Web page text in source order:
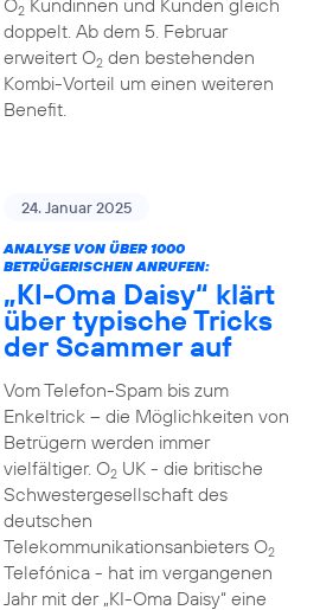
O2Kundinnen und Kunden gleich
doppelt. Ab dem 5. Februar
erweitert O2den bestehenden
Kombi-Vorteil um einen weiteren
Benefit.
24. Januar 2025
ANALYSE VON ÜBER 1000
BETRÜGERISCHEN ANRUFEN:
„KI-Oma Daisy“ klärt
über typische Tricks
der Scammer auf
Vom Telefon-Spam bis zum
Enkeltrick – die Möglichkeiten von
Betrügern werden immer
vielfältiger. O2UK - die britische
Schwestergesellschaft des
deutschen
Telekommunikationsanbieters O2
Telefónica - hat im vergangenen
Jahr mit der „KI-Oma Daisy“ eine